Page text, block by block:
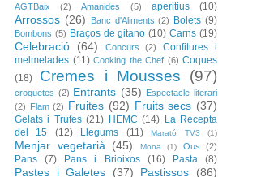
AGTBaix (2) Amanides (5) aperitius (10)
Arrossos (26) Banc d'Aliments (2) Bolets (9)
Bombons (5) Braços de gitano (10) Carns (19)
Celebració (64) Concurs (2)
Confitures i
melmelades (11) Cooking the Chef (6) Coques
(18)
Cremes i Mousses (97)
croquetes (2) Entrants (35)
Espectacle literari
(2)
Flam (2) Fruites (92) Fruits secs (37)
Gelats i Trufes (21) HEMC (14) La Recepta
del 15
(12) Llegums (11) Marató TV3 (1)
Menjar vegetarià (45) Mona (1) Ous (2)
Pans (7) Pans i Brioixos (16) Pasta (8)
Pastes i Galetes (37) Pastissos
(86)